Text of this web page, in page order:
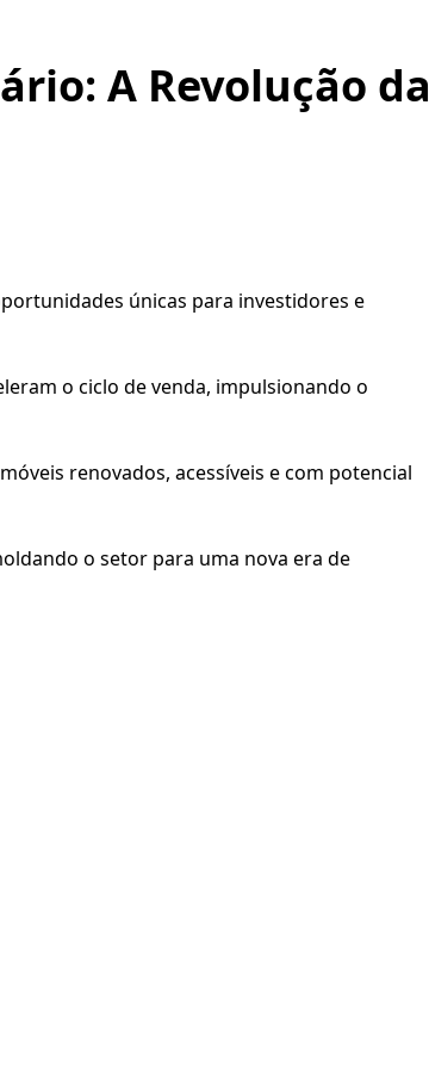
A Revolução da
únicas para investidores e
o ciclo de venda, impulsionando o
renovados, acessíveis e com potencial
o setor para uma nova era de